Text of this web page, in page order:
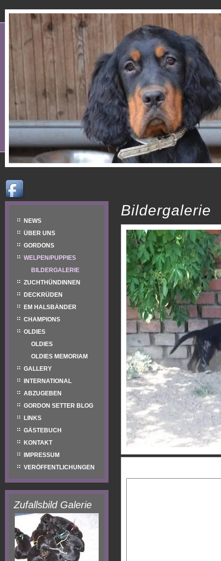
NEWS
ÜBER UNS
GORDONS
WELPEN/PUPPIES
BILDERGALERIE
ZUCHTHÜNDINNEN
DECKRÜDEN
EM HALSBÄNDER
CHAMPIONS
OLDIES
OLDIES
OLDIES MEMORIAM
GALLERY
INTERNATIONAL
ABZUGEBEN
GORDON SETTER BLOG
LINKS
GÄSTEBUCH
KONTAKT
IMPRESSUM
VERÖFFENTLICHUNGEN
Zufallsbild Galerie
Bildergalerie